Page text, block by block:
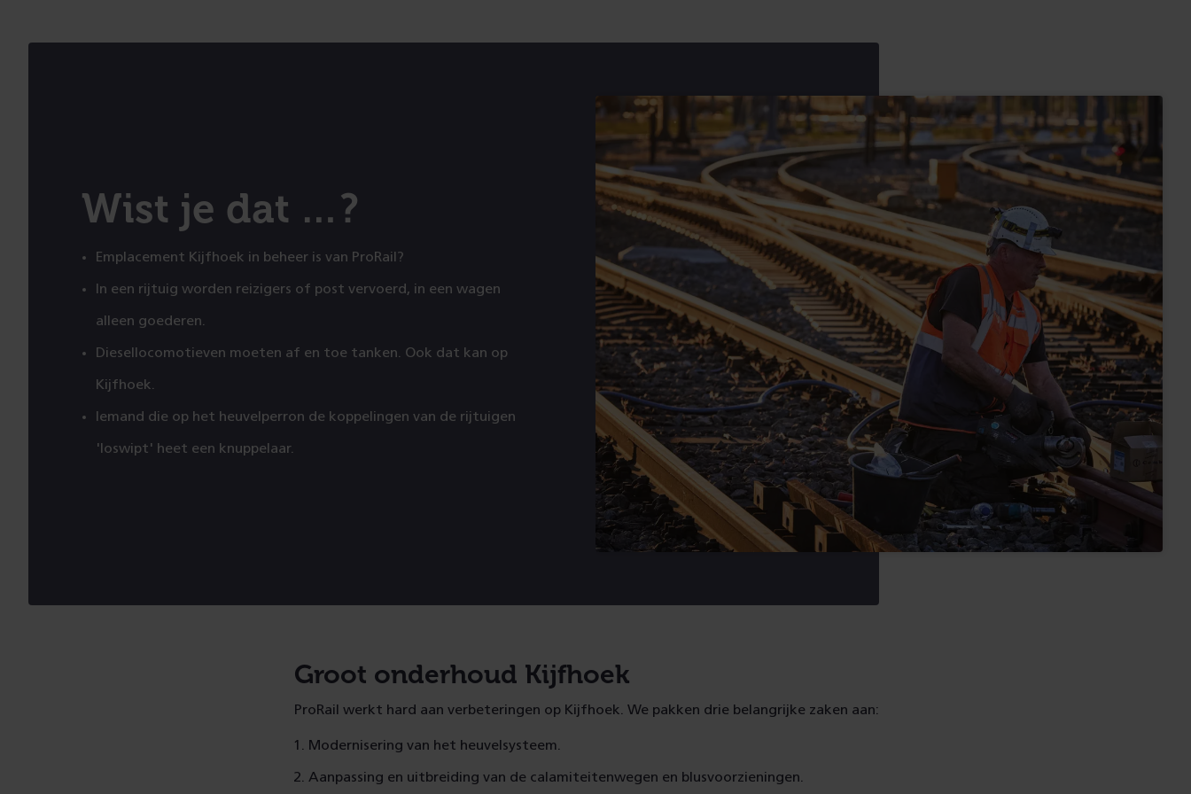
Wist je dat …?
Emplacement Kijfhoek in beheer is van ProRail?
In een rijtuig worden reizigers of post vervoerd, in een wagen
alleen goederen.
Diesellocomotieven moeten af en toe tanken. Ook dat kan op
Kijfhoek.
Iemand die op het heuvelperron de koppelingen van de rijtuigen
'loswipt' heet een knuppelaar.
Groot onderhoud Kijfhoek
ProRail werkt hard aan verbeteringen op Kijfhoek. We pakken drie belangrijke zaken aan:
Modernisering van het heuvelsysteem.
Aanpassing en uitbreiding van de calamiteitenwegen en blusvoorzieningen.